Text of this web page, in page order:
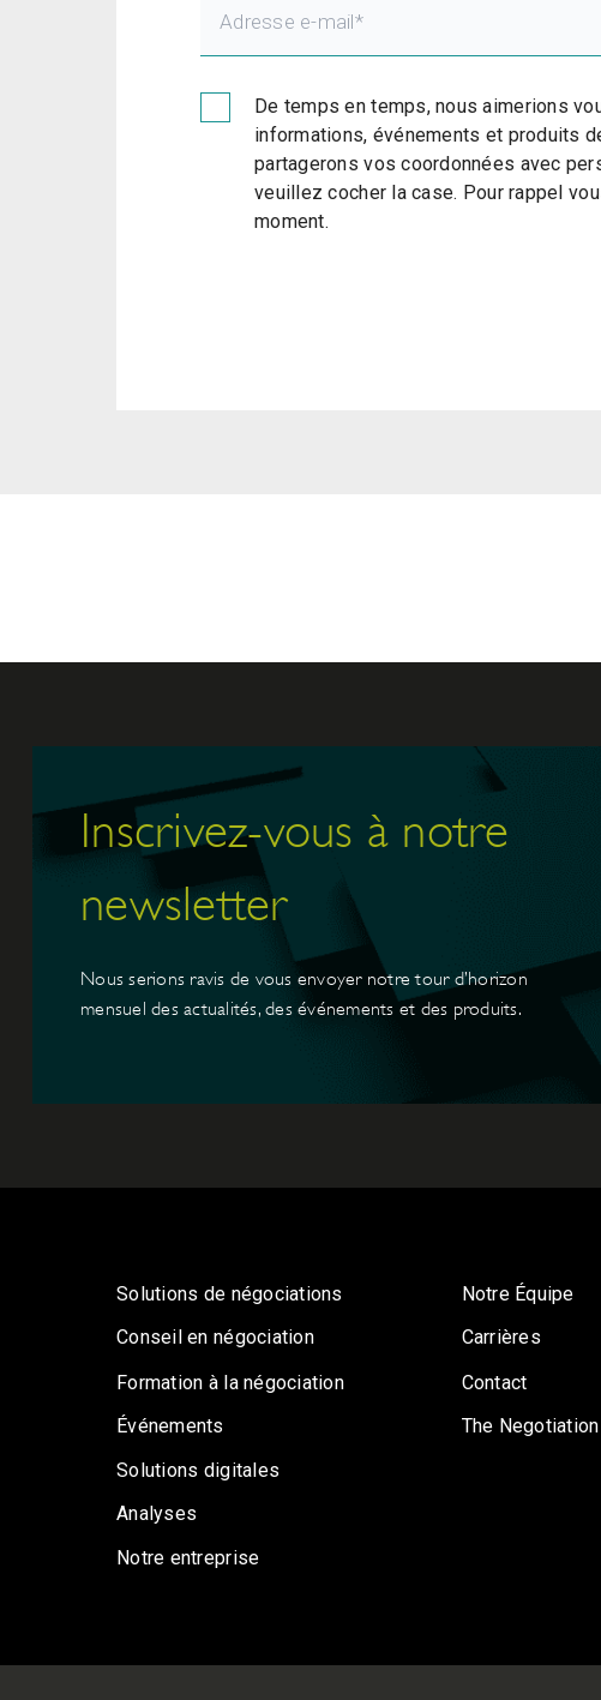
De temps en temps, nous aimerions
informations, événements et produits
partagerons vos coordonnées avec
veuillez cocher la case. Pour rappel
moment.
Inscrivez-vous à notre
newsletter
Nous serions ravis de vous envoyer notre tour d’horizon
mensuel des actualités, des événements et des produits.
Solutions de négociations
Conseil en négociation
Formation à la négociation
Événements
Solutions digitales
Analyses
Notre entreprise
Notre Équipe
Carrières
Contact
The